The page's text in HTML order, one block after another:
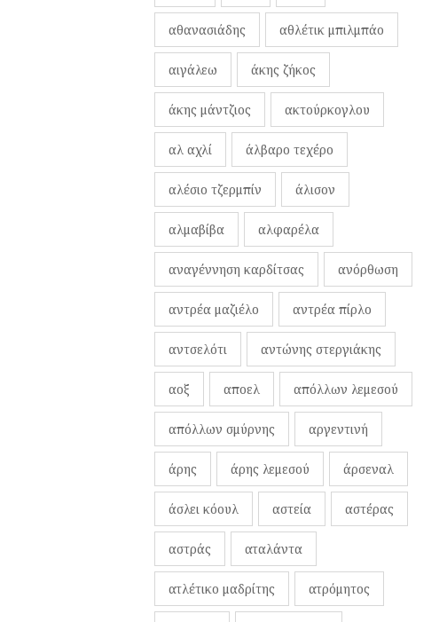
αθανασιάδης αθλέτικ μπιλμπάο
αιγάλεω άκης ζήκος
άκης μάντζιος ακτούρκογλου
αλ αχλί άλβαρο τεχέρο
αλέσιο τζερμπίν άλισον
αλμαβίβα αλφαρέλα
αναγέννηση καρδίτσας ανόρθωση
αντρέα μαζιέλο αντρέα πίρλο
αντσελότι αντώνης στεργιάκης
αοξ αποελ απόλλων λεμεσού
απόλλων σμύρνης αργεντινή
άρης άρης λεμεσού άρσεναλ
άσλει κόουλ αστεία αστέρας
αστράς αταλάντα
ατλέτικο μαδρίτης ατρόμητος